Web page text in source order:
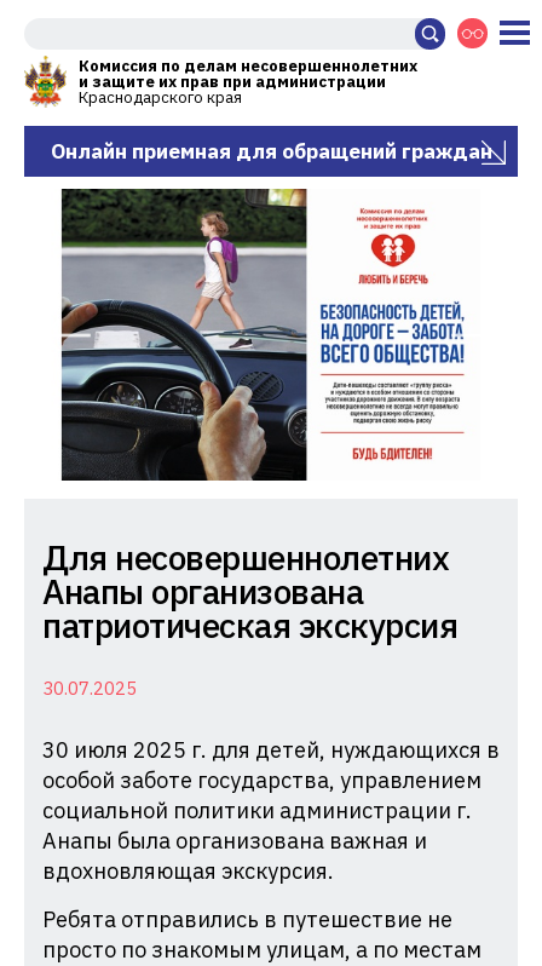
Комиссия по делам несовершеннолетних
и защите их прав при администрации
Краснодарского края
Онлайн приемная для обращений граждан
Комиссия
по
делам
несовершеннолетних
и
их
прав
при
Администрации
Краснодарского
края
Для несовершеннолетних
Анапы организована
патриотическая экскурсия
30.07.2025
30 июля 2025 г. для детей, нуждающихся в
особой заботе государства, управлением
социальной политики администрации г.
Анапы была организована важная и
вдохновляющая экскурсия.
Ребята отправились в путешествие не
просто по знакомым улицам, а по местам